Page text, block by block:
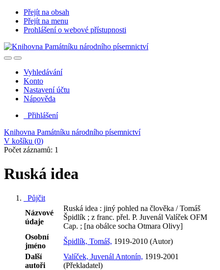
Přejít na obsah
Přejít na menu
Prohlášení o webové přístupnosti
Vyhledávání
Konto
Nastavení účtu
Nápověda
Přihlášení
Knihovna Památníku národního písemnictví
V košíku (0)
Počet záznamů: 1
Ruská idea
Půjčit
Názvové
údaje
Ruská idea : jiný pohled na člověka / Tomáš
Špidlík ; z franc. přel. P. Juvenál Valíček OFM
Cap. ; [na obálce socha Otmara Olivy]
Osobní
jméno
Špidlík, Tomáš, 1919-2010 (Autor)
Další
autoři
Valíček, Juvenál Antonín, 1919-2001
(Překladatel)